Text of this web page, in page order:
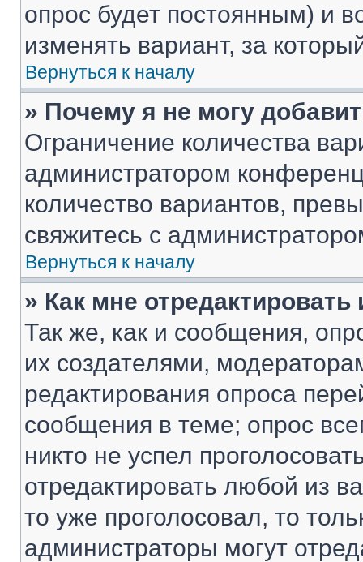
опрос будет постоянным) и
изменять вариант, за
Вернуться к началу
» Почему я не могу
Ограничение количества
администратором
количество вариантов,
свяжитесь с
Вернуться к началу
» Как мне
Так же, как и сообщения,
их создателями,
редактирования опроса
сообщения в теме; опрос
никто не успел
отредактировать любой из
то уже проголосовал, то
администраторы могут